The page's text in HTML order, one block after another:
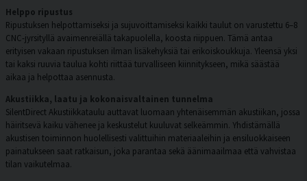
Helppo ripustus
Ripustuksen helpottamiseksi ja sujuvoittamiseksi kaikki taulut on varustettu 6–8
CNC-jyrsityllä avaimenreiällä takapuolella, koosta riippuen. Tämä antaa
erityisen vakaan ripustuksen ilman lisäkehyksiä tai erikoiskoukkuja. Yleensä yksi
tai kaksi ruuvia taulua kohti riittää turvalliseen kiinnitykseen, mikä säästää
aikaa ja helpottaa asennusta.
Akustiikka, laatu ja kokonaisvaltainen tunnelma
SilentDirect Akustiikkataulu auttavat luomaan yhtenäisemmän akustiikan, jossa
häiritsevä kaiku vähenee ja keskustelut kuuluvat selkeämmin. Yhdistämällä
akustisen toiminnon huolellisesti valittuihin materiaaleihin ja ensiluokkaiseen
painatukseen saat ratkaisun, joka parantaa sekä äänimaailmaa että vahvistaa
tilan vaikutelmaa.